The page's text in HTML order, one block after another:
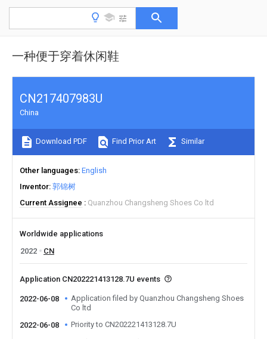
一种便于穿着休闲鞋
CN217407983U
China
Download PDF Find Prior Art Similar
Other languages English
Inventor 郭锦树
Current Assignee
Quanzhou Changsheng Shoes Co ltd
Worldwide applications
2022
CN
Application CN202221413128.7U events
2022-06-08
Application filed by Quanzhou Changsheng Shoes
Co ltd
2022-06-08
Priority to CN202221413128.7U